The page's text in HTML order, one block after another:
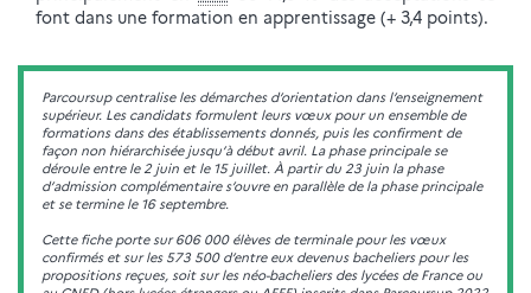
font dans une formation en apprentissage (+ 3,4 points).
Parcoursup centralise les démarches d’orientation dans l’enseignement
supérieur. Les candidats formulent leurs vœux pour un ensemble de
formations dans des établissements donnés, puis les confirment de
façon non hiérarchisée jusqu’à début avril. La phase principale se
déroule entre le 2 juin et le 15 juillet. À partir du 23 juin la phase
d’admission complémentaire s’ouvre en parallèle de la phase principale
et se termine le 16 septembre.
Cette fiche porte sur 606 000 élèves de terminale pour les vœux
confirmés et sur les 573 500 d’entre eux devenus bacheliers pour les
propositions reçues, soit sur les néo-bacheliers des lycées de France ou